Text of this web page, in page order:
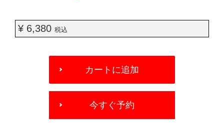
¥ 6,380 税込
OPTIONS
カートに追加
今すぐ予約